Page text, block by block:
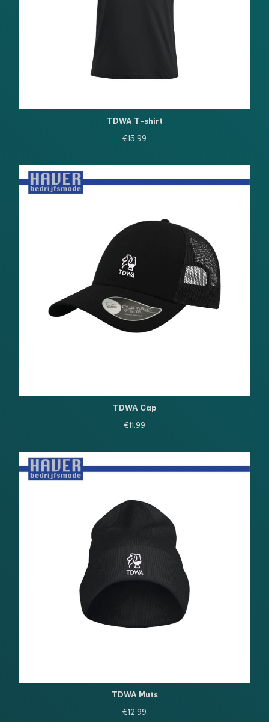
TDWA T-shirt
€15.99
TDWA Cap
€11.99
TDWA Muts
€12.99